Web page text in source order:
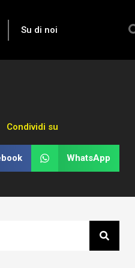
Su di noi
Condividi su
WhatsApp